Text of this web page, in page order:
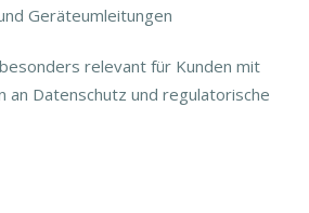
Geräteumleitungen
relevant für Kunden mit
an Datenschutz und regulatorische